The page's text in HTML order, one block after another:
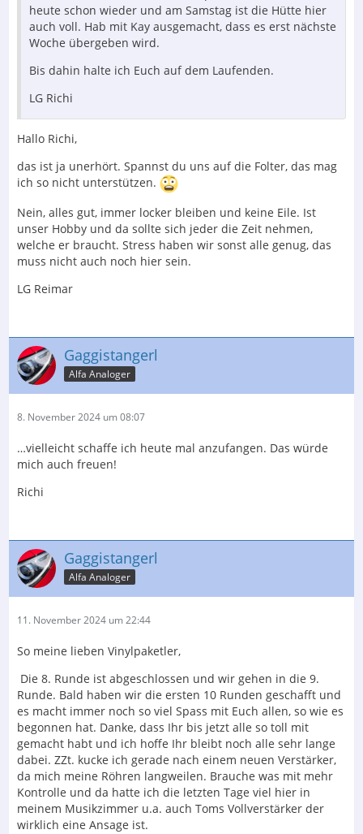
heute schon wieder und am Samstag ist die Hütte hier
auch voll. Hab mit Kay ausgemacht, dass es erst nächste
Woche übergeben wird.
Bis dahin halte ich Euch auf dem Laufenden.
LG Richi
Hallo Richi,
das ist ja unerhört. Spannst du uns auf die Folter, das mag
ich so nicht unterstützen.
Nein, alles gut, immer locker bleiben und keine Eile. Ist
unser Hobby und da sollte sich jeder die Zeit nehmen,
welche er braucht. Stress haben wir sonst alle genug, das
muss nicht auch noch hier sein.
LG Reimar
Gaggistangerl
Alfa Analoger
8. November 2024 um 08:07
…vielleicht schaffe ich heute mal anzufangen. Das würde
mich auch freuen!
Richi
Gaggistangerl
Alfa Analoger
11. November 2024 um 22:44
So meine lieben Vinylpaketler,
Die 8. Runde ist abgeschlossen und wir gehen in die 9.
Runde. Bald haben wir die ersten 10 Runden geschafft und
es macht immer noch so viel Spass mit Euch allen, so wie es
begonnen hat. Danke, dass Ihr bis jetzt alle so toll mit
gemacht habt und ich hoffe Ihr bleibt noch alle sehr lange
dabei. ZZt. kucke ich gerade nach einem neuen Verstärker,
da mich meine Röhren langweilen. Brauche was mit mehr
Kontrolle und da hatte ich die letzten Tage viel hier in
meinem Musikzimmer u.a. auch Toms Vollverstärker der
wirklich eine Ansage ist.